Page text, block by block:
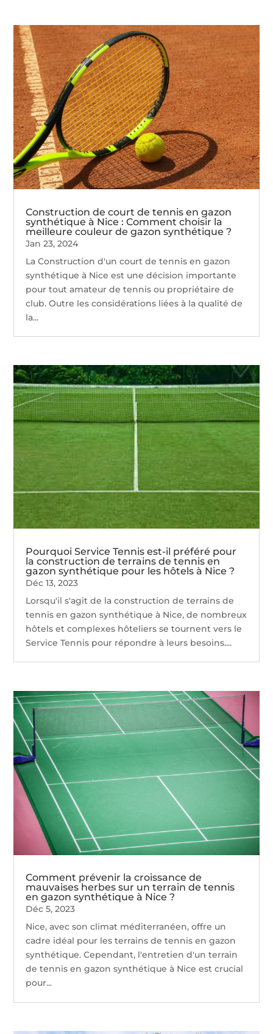
Construction de court de tennis en gazon
synthétique à Nice : Comment choisir la
meilleure couleur de gazon synthétique ?
Jan 23, 2024
La Construction d'un court de tennis en gazon
synthétique à Nice est une décision importante
pour tout amateur de tennis ou propriétaire de
club. Outre les considérations liées à la qualité de
la...
Pourquoi Service Tennis est-il préféré pour
la construction de terrains de tennis en
gazon synthétique pour les hôtels à Nice ?
Déc 13, 2023
Lorsqu'il s'agit de la construction de terrains de
tennis en gazon synthétique à Nice, de nombreux
hôtels et complexes hôteliers se tournent vers le
Service Tennis pour répondre à leurs besoins....
Comment prévenir la croissance de
mauvaises herbes sur un terrain de tennis
en gazon synthétique à Nice ?
Déc 5, 2023
Nice, avec son climat méditerranéen, offre un
cadre idéal pour les terrains de tennis en gazon
synthétique. Cependant, l'entretien d'un terrain
de tennis en gazon synthétique à Nice est crucial
pour...